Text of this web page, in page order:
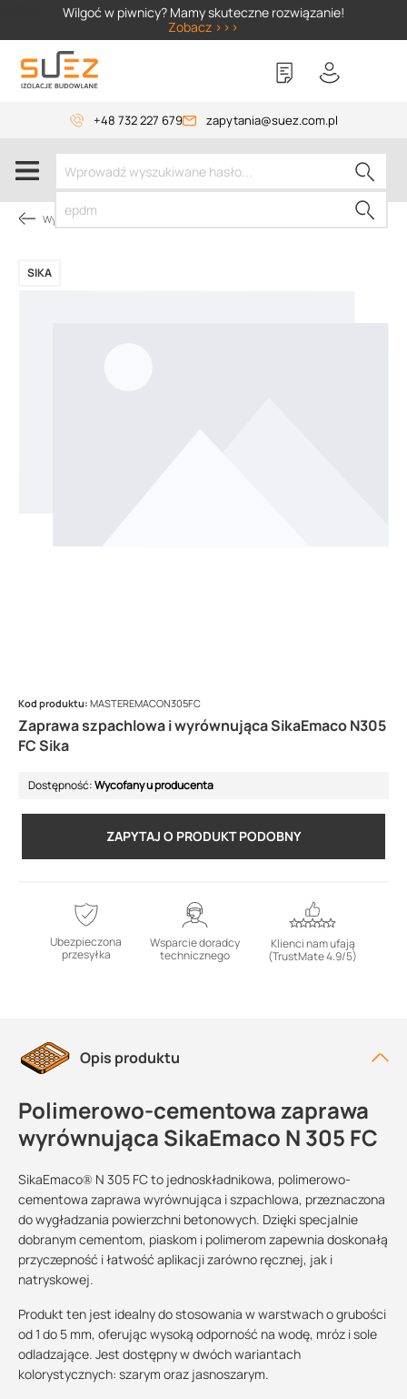
Wilgoć w piwnicy? Mamy skuteczne rozwiązanie!
Zobacz >>>
+48 732 227 679 zapytania@suez.com.pl
Wylewki, materiały do betonu
Zaprawa szpachlowa i wyrównująca SikaEmaco N305
FC Sika
SIKA
Kod produktu: MASTEREMACON305FC
Dostępność:Wycofany u producenta
ZAPYTAJ O PRODUKT PODOBNY
Ubezpieczona
przesyłka
Wsparcie doradcy
technicznego
Klienci nam ufają
(TrustMate 4.9/5)
Opis produktu
Polimerowo-cementowa zaprawa
wyrównująca SikaEmaco N 305 FC
SikaEmaco® N 305 FC to jednoskładnikowa, polimerowo-
cementowa zaprawa wyrównująca i szpachlowa, przeznaczona
do wygładzania powierzchni betonowych. Dzięki specjalnie
dobranym cementom, piaskom i polimerom zapewnia doskonałą
przyczepność i łatwość aplikacji zarówno ręcznej, jak i
natryskowej.
Produkt ten jest idealny do stosowania w warstwach o grubości
od 1 do 5 mm, oferując wysoką odporność na wodę, mróz i sole
odladzające. Jest dostępny w dwóch wariantach
kolorystycznych: szarym oraz jasnoszarym.